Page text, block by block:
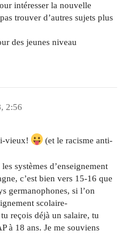
intéresser la nouvelle
trouver d’autres sujets plus
des jeunes niveau
2:56
vieux!
(et le racisme anti-
systèmes d’enseignement
c’est bien vers 15-16 que
germanophones, si l’on
scolaire-
reçois déjà un salaire, tu
à 18 ans. Je me souviens